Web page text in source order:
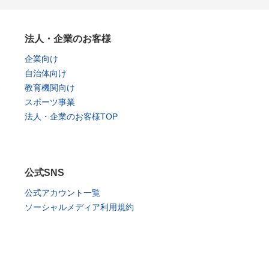
法人・企業のお客様
企業向け
自治体向け
教育機関向け
スポーツ事業
法人・企業のお客様TOP
公式SNS
公式アカウント一覧
ソーシャルメディア利用規約